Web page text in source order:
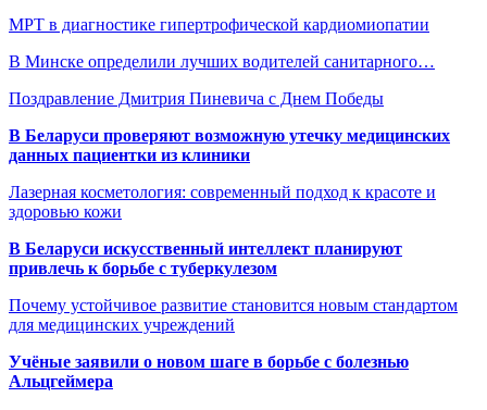
МРТ в диагностике гипертрофической кардиомиопатии
В Минске определили лучших водителей санитарного…
Поздравление Дмитрия Пиневича с Днем Победы
В Беларуси проверяют возможную утечку медицинских
данных пациентки из клиники
Лазерная косметология: современный подход к красоте и
здоровью кожи
В Беларуси искусственный интеллект планируют
привлечь к борьбе с туберкулезом
Почему устойчивое развитие становится новым стандартом
для медицинских учреждений
Учёные заявили о новом шаге в борьбе с болезнью
Альцгеймера